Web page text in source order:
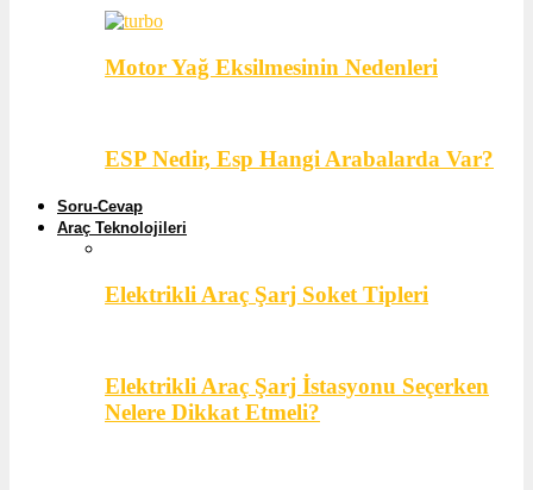
Motor Yağ Eksilmesinin Nedenleri
ESP Nedir, Esp Hangi Arabalarda Var?
Soru-Cevap
Araç Teknolojileri
Elektrikli Araç Şarj Soket Tipleri
Elektrikli Araç Şarj İstasyonu Seçerken
Nelere Dikkat Etmeli?